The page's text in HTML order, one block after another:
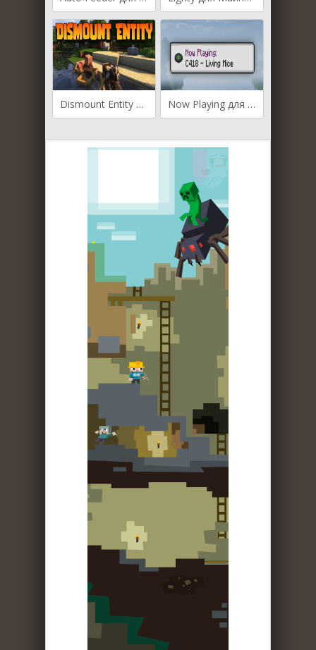
Dismount Entity для Майнкрафт [1.21.5, 1.21.4, 1.21.3] Now Playing для Майнкрафт [1.20.6, 1.20.4, 1.20.2]